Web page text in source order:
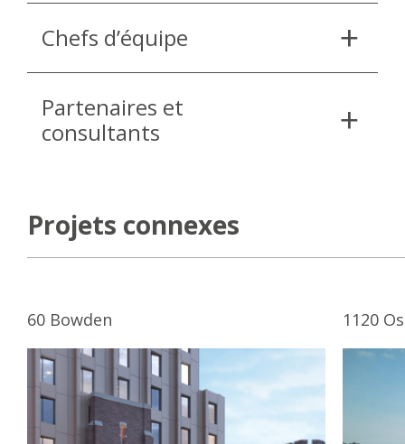
Chefs d’équipe
Partenaires et
consultants
Projets connexes
60 Bowden 1120